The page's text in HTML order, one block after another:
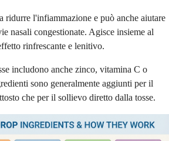
ridurre l'infiammazione e può anche aiutare
nasali congestionate. Agisce insieme al
rinfrescante e lenitivo.
includono anche zinco, vitamina C o
sono generalmente aggiunti per il
che per il sollievo diretto dalla tosse.